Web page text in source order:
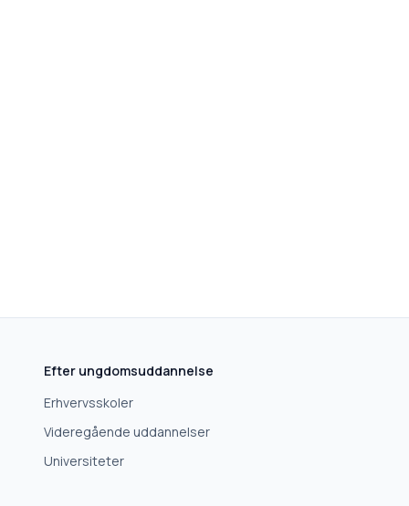
Efter ungdomsuddannelse
Erhvervsskoler
Videregående uddannelser
Universiteter